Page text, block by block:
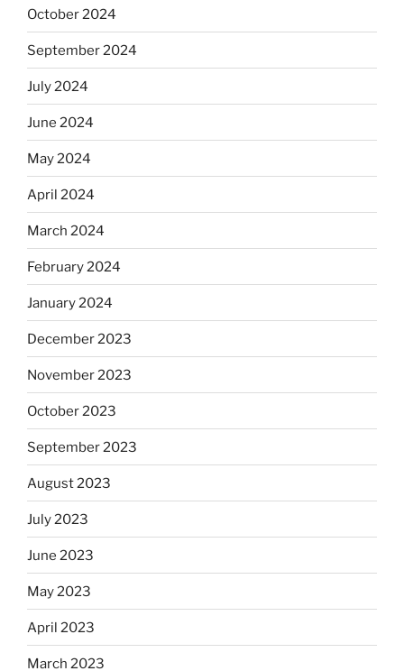
October 2024
September 2024
July 2024
June 2024
May 2024
April 2024
March 2024
February 2024
January 2024
December 2023
November 2023
October 2023
September 2023
August 2023
July 2023
June 2023
May 2023
April 2023
March 2023